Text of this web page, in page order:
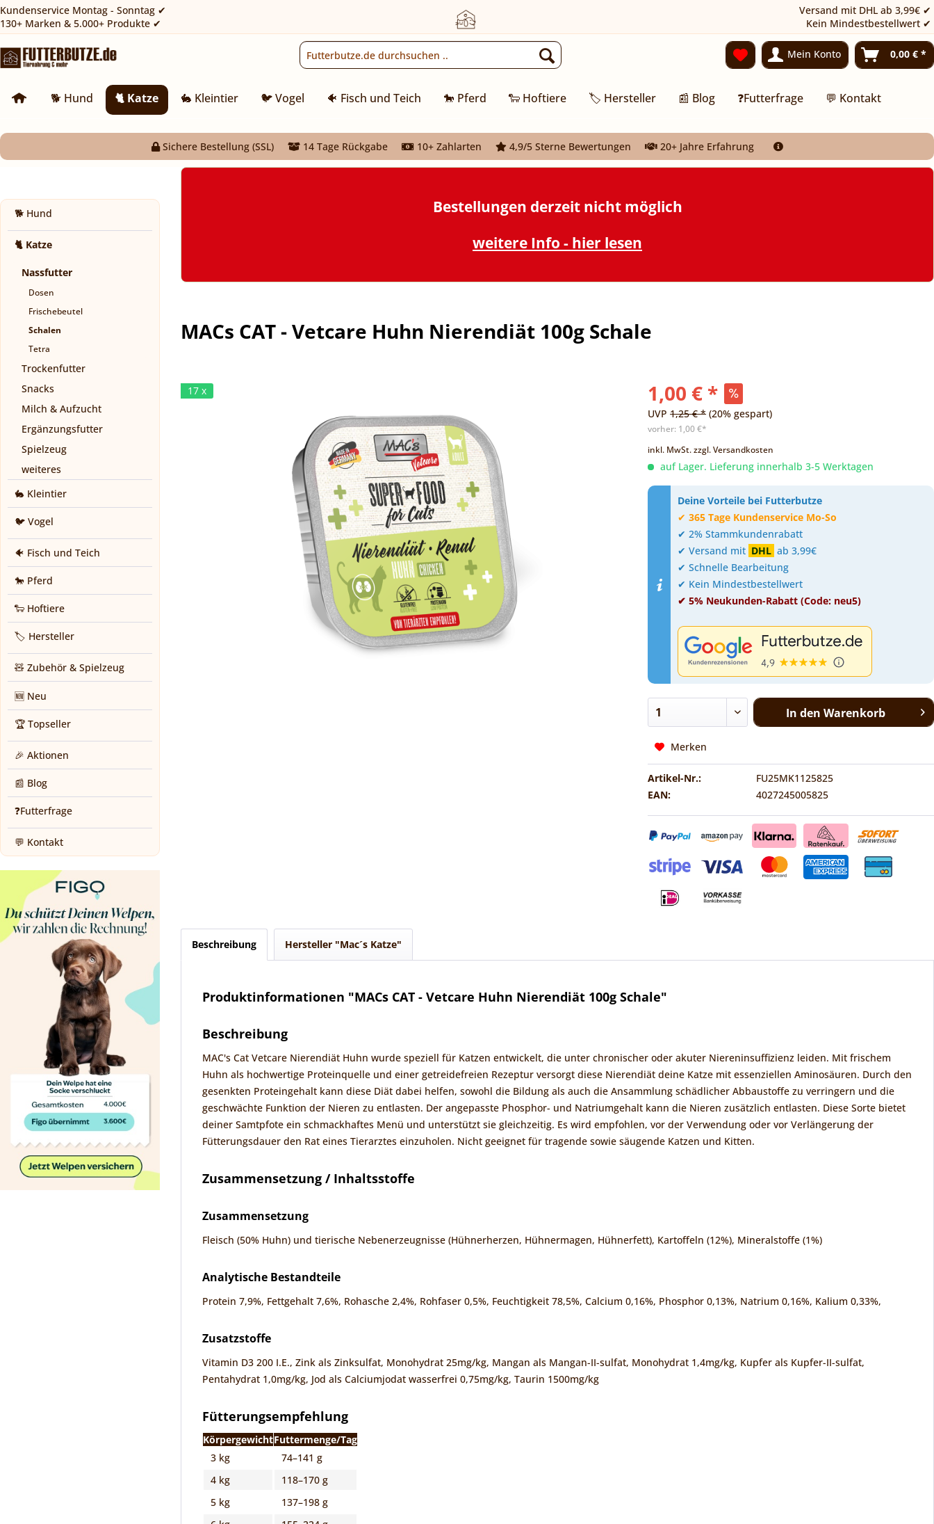
Kundenservice Montag - Sonntag ✔
130+ Marken & 5.000+ Produkte ✔
Versand mit DHL ab 3,99€ ✔
Kein Mindestbestellwert ✔
Mein Konto 0,00 € *
🐕 Hund 🐈 Katze 🐇 Kleintier 🐦 Vogel 🐠 Fisch und Teich 🐎 Pferd 🐑 Hoftiere 🏷️ Hersteller 📰 Blog ❓Futterfrage 💬 Kontakt
Sichere Bestellung (SSL) 14 Tage Rückgabe 10+ Zahlarten 4,9/5 Sterne Bewertungen 20+ Jahre Erfahrung
🐕 Hund
🐈 Katze
Nassfutter
Dosen
Frischebeutel
Schalen
Tetra
Trockenfutter
Snacks
Milch & Aufzucht
Ergänzungsfutter
Spielzeug
weiteres
🐇 Kleintier
🐦 Vogel
🐠 Fisch und Teich
🐎 Pferd
🐑 Hoftiere
🏷️ Hersteller
🧸 Zubehör & Spielzeug
🆕 Neu
🏆 Topseller
🎉 Aktionen
📰 Blog
❓Futterfrage
💬 Kontakt
Bestellungen derzeit nicht möglich
weitere Info - hier lesen
MACs CAT - Vetcare Huhn Nierendiät 100g Schale
17 x 1,00 € *
UVP1,25 € * (20% gespart)
vorher: 1,00 €*
inkl. MwSt.zzgl. Versandkosten
auf Lager. Lieferung innerhalb 3-5 Werktagen
Deine Vorteile bei Futterbutze
✔365 Tage Kundenservice Mo-So
✔ 2% Stammkundenrabatt
✔ Versand mit DHL ab 3,99€
✔ Schnelle Bearbeitung
✔ Kein Mindestbestellwert
✔ 5% Neukunden-Rabatt (Code: neu5)
In den Warenkorb
Merken
Artikel-Nr.:
FU25MK1125825
EAN:
4027245005825
Beschreibung Hersteller "Mac´s Katze"
Produktinformationen "MACs CAT - Vetcare Huhn Nierendiät 100g Schale"
Beschreibung
MAC's Cat Vetcare Nierendiät Huhn wurde speziell für Katzen entwickelt, die unter chronischer oder akuter Niereninsuffizienz leiden. Mit frischem
Huhn als hochwertige Proteinquelle und einer getreidefreien Rezeptur versorgt diese Nierendiät deine Katze mit essenziellen Aminosäuren. Durch den
gesenkten Proteingehalt kann diese Diät dabei helfen, sowohl die Bildung als auch die Ansammlung schädlicher Abbaustoffe zu verringern und die
geschwächte Funktion der Nieren zu entlasten. Der angepasste Phosphor- und Natriumgehalt kann die Nieren zusätzlich entlasten. Diese Sorte bietet
deiner Samtpfote ein schmackhaftes Menü und unterstützt sie gleichzeitig. Es wird empfohlen, vor der Verwendung oder vor Verlängerung der
Fütterungsdauer den Rat eines Tierarztes einzuholen. Nicht geeignet für tragende sowie säugende Katzen und Kitten.
Zusammensetzung / Inhaltsstoffe
Zusammensetzung
Fleisch (50% Huhn) und tierische Nebenerzeugnisse (Hühnerherzen, Hühnermagen, Hühnerfett), Kartoffeln (12%), Mineralstoffe (1%)
Analytische Bestandteile
Protein 7,9%, Fettgehalt 7,6%, Rohasche 2,4%, Rohfaser 0,5%, Feuchtigkeit 78,5%, Calcium 0,16%, Phosphor 0,13%, Natrium 0,16%, Kalium 0,33%,
Zusatzstoffe
Vitamin D3 200 I.E., Zink als Zinksulfat, Monohydrat 25mg/kg, Mangan als Mangan-II-sulfat, Monohydrat 1,4mg/kg, Kupfer als Kupfer-II-sulfat,
Pentahydrat 1,0mg/kg, Jod als Calciumjodat wasserfrei 0,75mg/kg, Taurin 1500mg/kg
Fütterungsempfehlung
KörpergewichtFuttermenge/Tag
3 kg
74–141 g
4 kg
118–170 g
5 kg
137–198 g